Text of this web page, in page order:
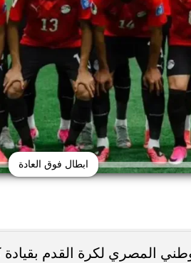
ابطال فوق العادة
المصري لكرة القدم